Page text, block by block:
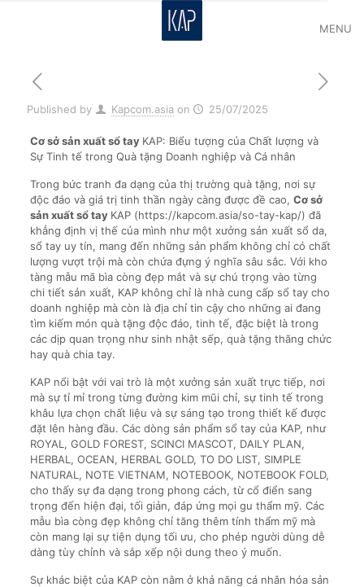
MENU
Published by Kapcom.asia on 25/07/2025
Cơ sở sản xuất sổ tay KAP: Biểu tượng của Chất lượng và
Sự Tinh tế trong Quà tặng Doanh nghiệp và Cá nhân
Trong bức tranh đa dạng của thị trường quà tặng, nơi sự
độc đáo và giá trị tinh thần ngày càng được đề cao, Cơ sở
sản xuất sổ tay KAP (https://kapcom.asia/so-tay-kap/) đã
khẳng định vị thế của mình như một xưởng sản xuất sổ da,
sổ tay uy tín, mang đến những sản phẩm không chỉ có chất
lượng vượt trội mà còn chứa đựng ý nghĩa sâu sắc. Với kho
tàng mẫu mã bìa còng đẹp mắt và sự chú trọng vào từng
chi tiết sản xuất, KAP không chỉ là nhà cung cấp sổ tay cho
doanh nghiệp mà còn là địa chỉ tin cậy cho những ai đang
tìm kiếm món quà tặng độc đáo, tinh tế, đặc biệt là trong
các dịp quan trọng như sinh nhật sếp, quà tặng thăng chức
hay quà chia tay.
KAP nổi bật với vai trò là một xưởng sản xuất trực tiếp, nơi
mà sự tỉ mỉ trong từng đường kim mũi chỉ, sự tinh tế trong
khâu lựa chọn chất liệu và sự sáng tạo trong thiết kế được
đặt lên hàng đầu. Các dòng sản phẩm sổ tay của KAP, như
ROYAL, GOLD FOREST, SCINCI MASCOT, DAILY PLAN,
HERBAL, OCEAN, HERBAL GOLD, TO DO LIST, SIMPLE
NATURAL, NOTE VIETNAM, NOTEBOOK, NOTEBOOK FOLD,
cho thấy sự đa dạng trong phong cách, từ cổ điển sang
trọng đến hiện đại, tối giản, đáp ứng mọi gu thẩm mỹ. Các
mẫu bìa còng đẹp không chỉ tăng thêm tính thẩm mỹ mà
còn mang lại sự tiện dụng tối ưu, cho phép người dùng dễ
dàng tùy chỉnh và sắp xếp nội dung theo ý muốn.
Sự khác biệt của KAP còn nằm ở khả năng cá nhân hóa sản